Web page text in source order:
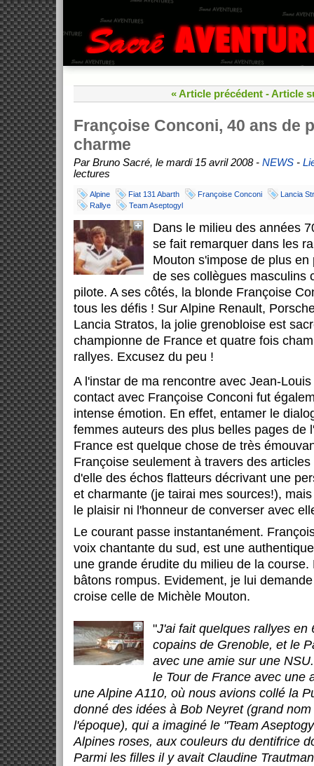
« Article précédent -Article
Françoise Conconi, 40 ans de
charme
Par Bruno Sacré, le mardi 15 avril 2008 - NEWS -
lectures
Alpine Fiat 131 Abarth Françoise Conconi
Lancia
Rallye
Team Aseptogyl
Dans le milieu des années
se fait remarquer dans les
Mouton s'impose de plus
de ses collègues masculins
pilote. A ses côtés, la blonde Françoise
tous les défis ! Sur Alpine Renault,
Lancia Stratos, la jolie grenobloise est
championne de France et quatre fois
rallyes. Excusez du peu !
A l'instar de ma rencontre avec Jean-
contact avec Françoise Conconi fut
intense émotion. En effet, entamer le
femmes auteurs des plus belles pages de
France est quelque chose de très
Françoise seulement à travers des
d'elle des échos flatteurs décrivant une
et charmante (je tairai mes sources!),
le plaisir ni l'honneur de converser avec
Le courant passe instantanément.
voix chantante du sud, est une
une grande érudite du milieu de la course.
bâtons rompus. Evidement, je lui
croise celle de Michèle Mouton.
"J'ai fait quelques rallyes en
copains de Grenoble, et le
avec une amie sur une
le Tour de France avec une
une Alpine A110, où nous avions collé la
donné des idées à Bob Neyret (grand
l'époque), qui a imaginé le "Team
Alpines roses, aux couleurs du dentifrice
Parmi les filles il y avait Claudine